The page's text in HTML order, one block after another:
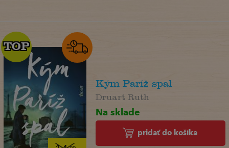
TOP
TOP
Kým Paríž spal
Druart Ruth
Na sklade
pridať do košíka